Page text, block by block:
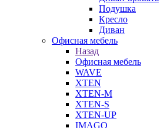
Подушка
Кресло
Диван
Офисная мебель
Назад
Офисная мебель
WAVE
XTEN
XTEN-M
XTEN-S
XTEN-UP
IMAGO